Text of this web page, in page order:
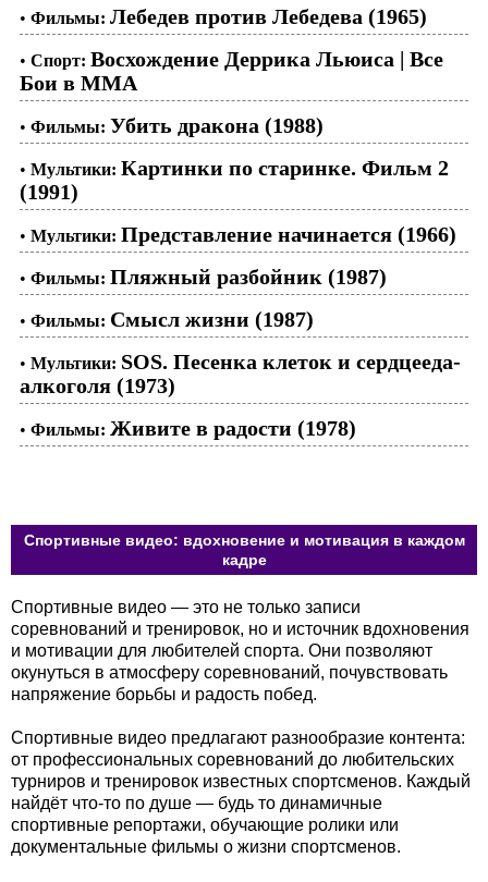
• Фильмы: Лебедев против Лебедева (1965)
• Спорт: Восхождение Деррика Льюиса | Все
Бои в ММА
• Фильмы: Убить дракона (1988)
• Мультики: Картинки по старинке. Фильм 2
(1991)
• Мультики: Представление начинается (1966)
• Фильмы: Пляжный разбойник (1987)
• Фильмы: Смысл жизни (1987)
• Мультики: SOS. Песенка клеток и сердцееда-
алкоголя (1973)
• Фильмы: Живите в радости (1978)
Спортивные видео: вдохновение и мотивация в каждом
кадре
Спортивные видео — это не только записи
соревнований и тренировок, но и источник вдохновения
и мотивации для любителей спорта. Они позволяют
окунуться в атмосферу соревнований, почувствовать
напряжение борьбы и радость побед.
Спортивные видео предлагают разнообразие контента:
от профессиональных соревнований до любительских
турниров и тренировок известных спортсменов. Каждый
найдёт что-то по душе — будь то динамичные
спортивные репортажи, обучающие ролики или
документальные фильмы о жизни спортсменов.